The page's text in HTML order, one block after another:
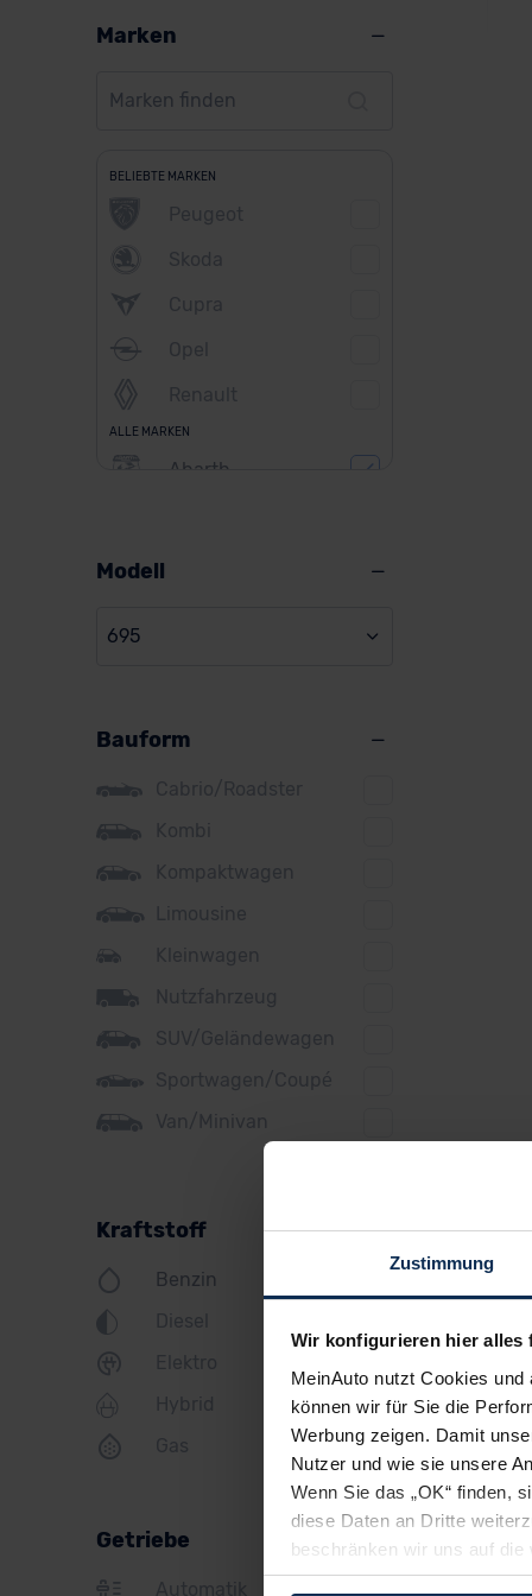
Zustimmung
Wir konfigurieren hier alles
MeinAuto nutzt Cookies
können wir für Sie die
Werbung zeigen. Damit
Nutzer und wie sie unsere
Wenn Sie das „OK“ finden,
diese Daten an Dritte
beschränken wir uns auf
Sie somit nicht perfekt auf
Marken
BELIEBTE MARKEN
Peugeot
Skoda
Cupra
Opel
Renault
ALLE MARKEN
Abarth
Citroen
Cupra
DS
Dacia
Fiat
Ford
Honda
Lexus
MINI
Mazda
Mercedes
Mitsubishi
Peugeot
Modell
695
Bauform
Cabrio/Roadster
Kombi
Kompaktwagen
Limousine
Kleinwagen
Nutzfahrzeug
SUV/Geländewagen
Sportwagen/Coupé
Van/Minivan
Kraftstoff
Benzin
Diesel
Elektro
Hybrid
Gas
Getriebe
Automatik